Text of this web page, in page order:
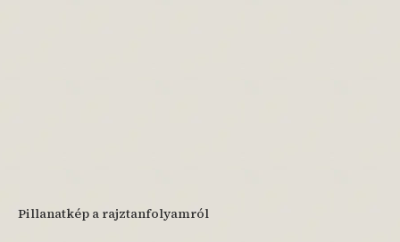
Pillanatkép a rajztanfolyamról